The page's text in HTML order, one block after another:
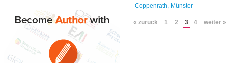
Coppenrath, Münster
« zurück 1 2 3 4 weiter »